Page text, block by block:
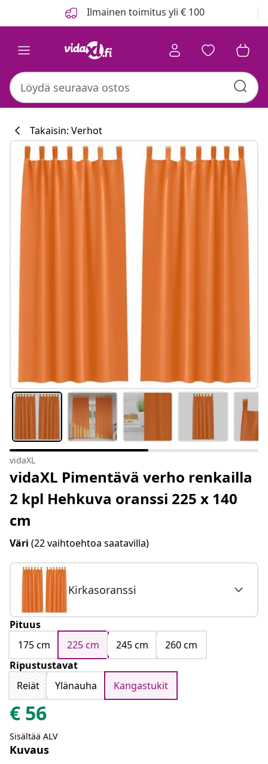
Ilmainen toimitus yli € 100
Takaisin: Verhot
vidaXL
vidaXL Pimentävä verho renkailla
2 kpl Hehkuva oranssi 225 x 140
cm
Väri (22 vaihtoehtoa saatavilla)
Kirkasoranssi
Pituus
175 cm
225 cm 245 cm
260 cm
Ripustustavat
Reiät
Ylänauha Kangastukit
€ 56
Sisältää ALV
Kuvaus